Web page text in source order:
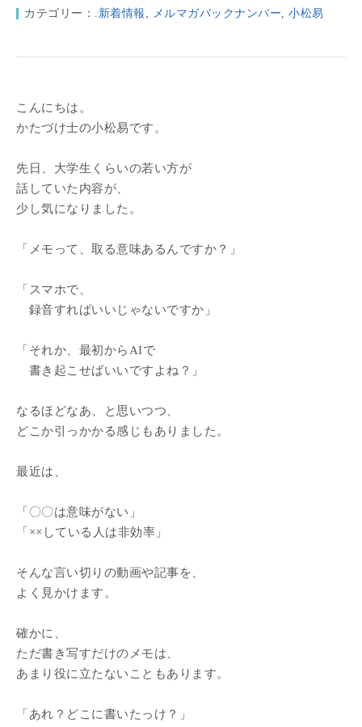
カテゴリー： .新着情報 , メルマガバックナンバー, 小松易
こんにちは。
かたづけ士の小松易です。
先日、大学生くらいの若い方が
話していた内容が、
少し気になりました。
「メモって、取る意味あるんですか？」
「スマホで、
録音すればいいじゃないですか」
「それか、最初からAIで
書き起こせばいいですよね？」
なるほどなあ、と思いつつ、
どこか引っかかる感じもありました。
最近は、
「〇〇は意味がない」
「××している人は非効率」
そんな言い切りの動画や記事を、
よく見かけます。
確かに、
ただ書き写すだけのメモは、
あまり役に立たないこともあります。
「あれ？どこに書いたっけ？」